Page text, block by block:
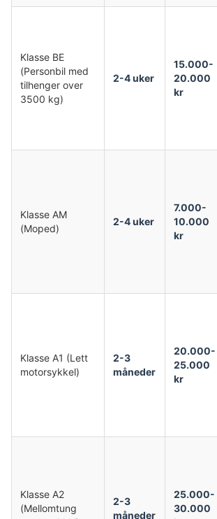
Klasse BE
(Personbil med
tilhenger over
3500 kg)
2-4 uker
15.000-
20.000
kr
Klasse AM
(Moped)
2-4 uker
7.000-
10.000
kr
Klasse A1 (Lett
motorsykkel)
2-3
måneder
20.000-
25.000
kr
Klasse A2
(Mellomtung
2-3
måneder
25.000-
30.000